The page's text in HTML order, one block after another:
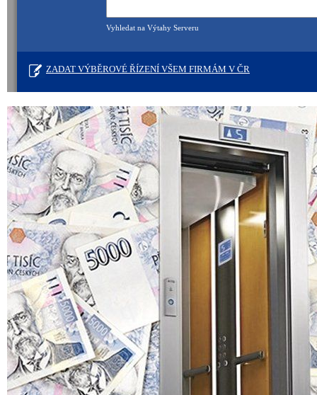
Vyhledat na Výtahy Serveru
ZADAT VÝBĚROVÉ ŘÍZENÍ VŠEM FIRMÁM V ČR